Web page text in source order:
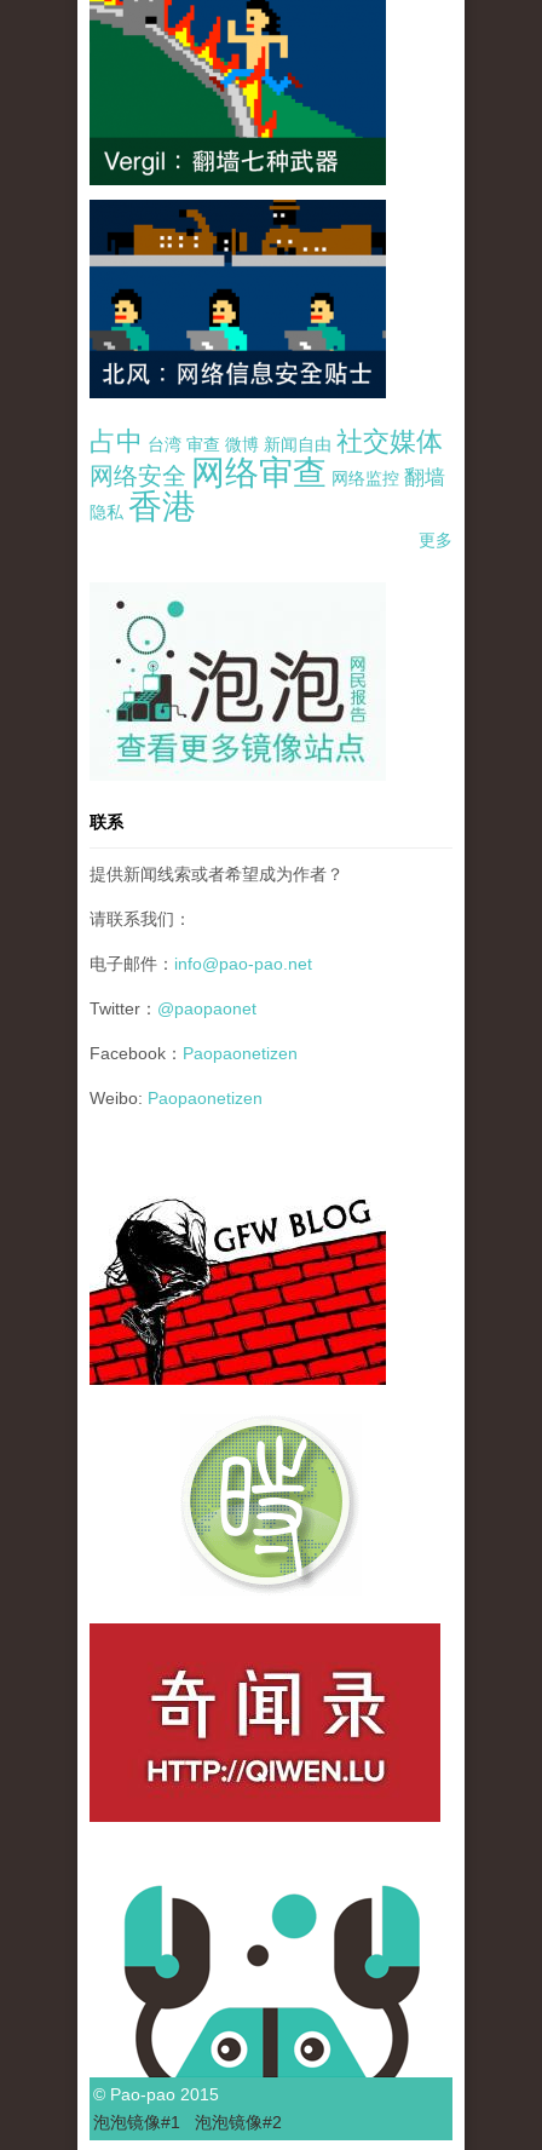
占中 台湾 审查 微博 新闻自由 社交媒体
网络安全 网络审查 网络监控 翻墙
隐私 香港
更多
pao-pao-banner-mirror-site-120814.jpg
联系
提供新闻线索或者希望成为作者？
请联系我们：
电子邮件： info@pao-pao.net
Twitter： @paopaonet
Facebook： Paopaonetizen
Weibo: Paopaonetizen
gfw_blog_small.jpg
© Pao-pao 2015
泡泡镜像#1 泡泡镜像#2